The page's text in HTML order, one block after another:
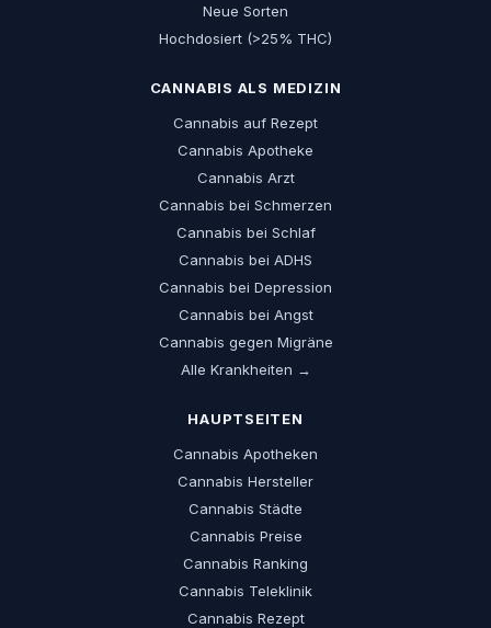
Neue Sorten
Hochdosiert (>25% THC)
CANNABIS ALS MEDIZIN
Cannabis auf Rezept
Cannabis Apotheke
Cannabis Arzt
Cannabis bei Schmerzen
Cannabis bei Schlaf
Cannabis bei ADHS
Cannabis bei Depression
Cannabis bei Angst
Cannabis gegen Migräne
Alle Krankheiten →
HAUPTSEITEN
Cannabis Apotheken
Cannabis Hersteller
Cannabis Städte
Cannabis Preise
Cannabis Ranking
Cannabis Teleklinik
Cannabis Rezept